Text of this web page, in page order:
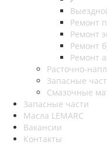
Ремонт
Ремонт
Ремонт
Ремонт
Расточно-
Запасные
Смазочные
Запасные части
Масла LEMARC
Вакансии
Контакты